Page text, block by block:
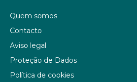
Quem somos
Contacto
Aviso legal
Proteção de Dados
Política de cookies